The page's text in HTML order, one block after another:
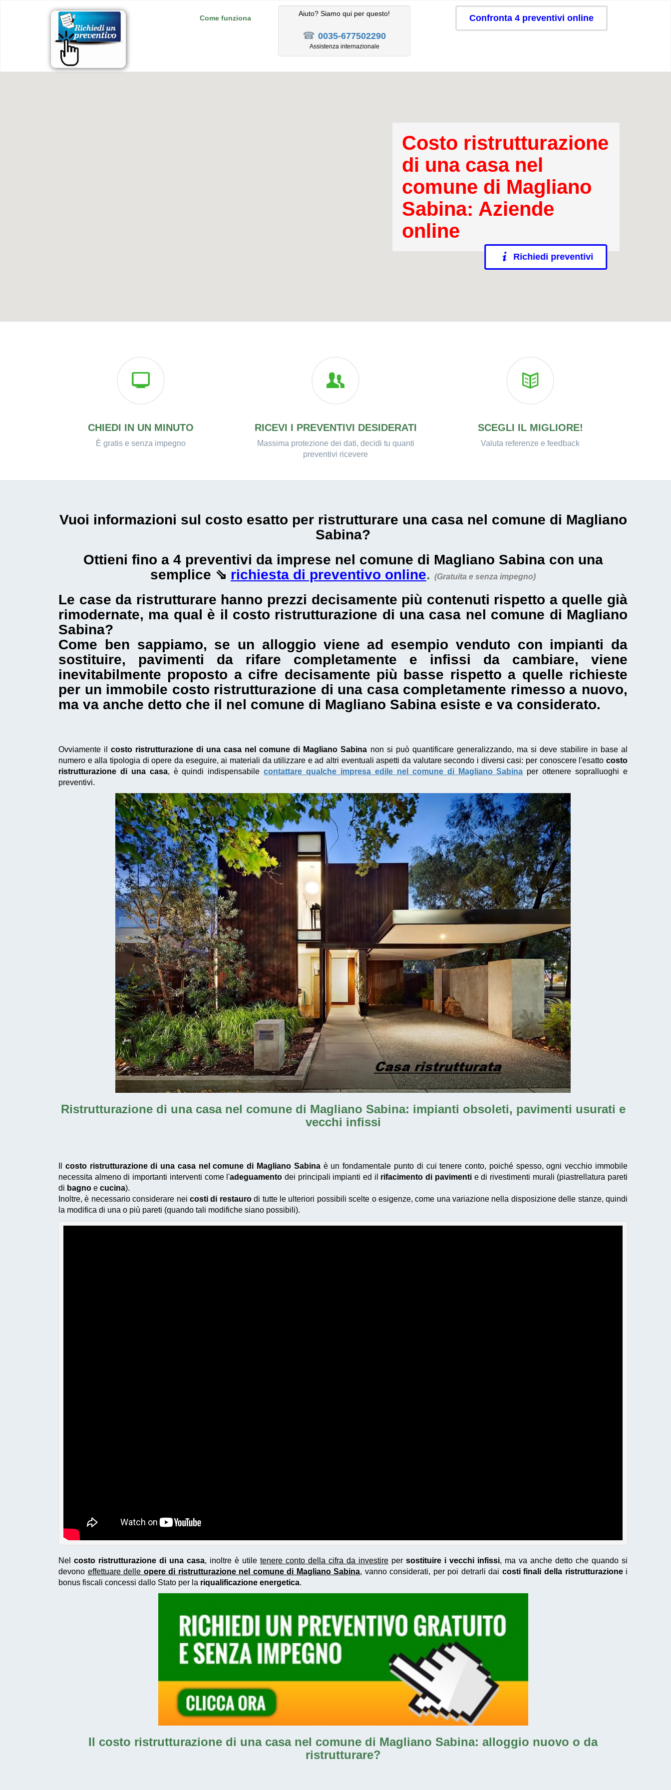
Come funziona
Aiuto? Siamo qui per questo!
☎ 0035-677502290
Assistenza internazionale
Confronta 4 preventivi online
Costo ristrutturazione
di una casa nel
comune di Magliano
Sabina: Aziende
online
Richiedi preventivi
CHIEDI IN UN MINUTO
È gratis e senza impegno
RICEVI I PREVENTIVI DESIDERATI
Massima protezione dei dati, decidi tu quanti
preventivi ricevere
SCEGLI IL MIGLIORE!
Valuta referenze e feedback
Vuoi informazioni sul costo esatto per ristrutturare una casa nel comune di Magliano
Sabina?
Ottieni fino a 4 preventivi da imprese nel comune di Magliano Sabina con una
semplice ⇘ richiesta di preventivo online. (Gratuita e senza impegno)
Le case da ristrutturare hanno prezzi decisamente più contenuti rispetto a quelle già
rimodernate, ma qual è il costo ristrutturazione di una casa nel comune di Magliano
Sabina?
Come ben sappiamo, se un alloggio viene ad esempio venduto con impianti da
sostituire, pavimenti da rifare completamente e infissi da cambiare, viene
inevitabilmente proposto a cifre decisamente più basse rispetto a quelle richieste
per un immobile costo ristrutturazione di una casa completamente rimesso a nuovo,
ma va anche detto che il nel comune di Magliano Sabina esiste e va considerato.
Ovviamente ilcosto ristrutturazione di una casa nel comune di Magliano Sabina non si può quantificare generalizzando, ma si deve stabilire in base al
numero e alla tipologia di opere da eseguire, ai materiali da utilizzare e ad altri eventuali aspetti da valutare secondo i diversi casi: per conoscere l'esatto costo
ristrutturazione di una casa, è quindi indispensabilecontattare qualche impresa edile nel comune di Magliano Sabina per ottenere sopralluoghi e
preventivi.
Ristrutturazione di una casa nel comune di Magliano Sabina: impianti obsoleti, pavimenti usurati e
vecchi infissi
costo ristrutturazione di una casa nel comune di Magliano Sabinaè un fondamentale punto di cui tenere conto, poiché spesso, ogni vecchio immobile
necessita almeno di importanti interventi come l'adeguamento dei principali impianti ed il rifacimento di pavimentie di rivestimenti murali (piastrellatura pareti
di bagno e cucina).
Inoltre, è necessario considerare nei costi di restaurodi tutte le ulteriori possibili scelte o esigenze, come una variazione nella disposizione delle stanze, quindi
la modifica di una o più pareti (quando tali modifiche siano possibili).
Nel costo ristrutturazione di una casa, inoltre è utile tenere conto della cifra da investire per sostituire i vecchi infissi, ma va anche detto che quando si
devono effettuare delle opere di ristrutturazione nel comune di Magliano Sabina, vanno considerati, per poi detrarli dai costi finali della ristrutturazionei
bonus fiscali concessi dallo Stato per la riqualificazione energetica.
Il costo ristrutturazione di una casa nel comune di Magliano Sabina: alloggio nuovo o da
ristrutturare?